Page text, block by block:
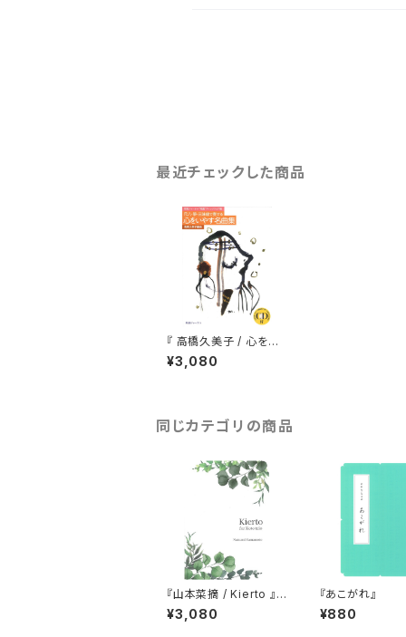
最近チェックした商品
『 高橋久美子 / 心をい
やす名曲集 』（CD付）
¥3,080
同じカテゴリの商品
『山本菜摘 / Kierto 』
箏三重奏
¥3,080
『あこがれ』
¥880